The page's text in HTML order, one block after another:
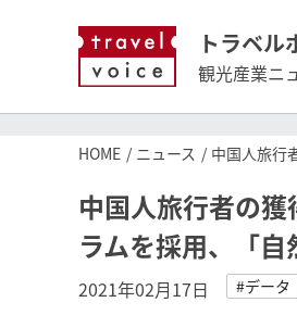
トラベル
観光産業ニ
HOME ニュース 中国人旅行
中国人旅行者の
ラムを採用、「
2021年02月17日 #データ